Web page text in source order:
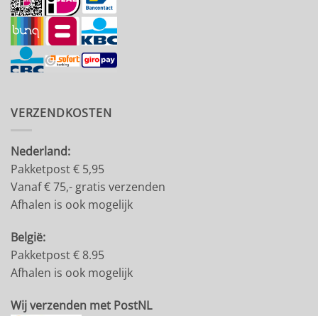
VERZENDKOSTEN
Nederland:
Pakketpost € 5,95
Vanaf € 75,- gratis verzenden
Afhalen is ook mogelijk
België:
Pakketpost € 8.95
Afhalen is ook mogelijk
Wij verzenden met PostNL